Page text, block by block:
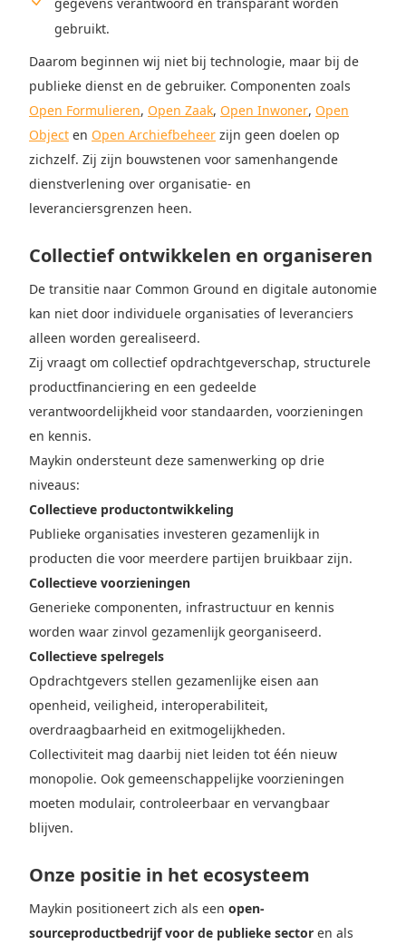
gebruikt.
Daarom beginnen wij niet bij technologie, maar bij de
publieke dienst en de gebruiker. Componenten zoals
Open Formulieren, Open Zaak, Open Inwoner, Open
Object en Open Archiefbeheer zijn geen doelen op
zichzelf. Zij zijn bouwstenen voor samenhangende
dienstverlening over organisatie- en
leveranciersgrenzen heen.
Collectief ontwikkelen en organiseren
De transitie naar Common Ground en digitale autonomie
kan niet door individuele organisaties of leveranciers
alleen worden gerealiseerd.
Zij vraagt om collectief opdrachtgeverschap, structurele
productfinanciering en een gedeelde
verantwoordelijkheid voor standaarden, voorzieningen
en kennis.
Maykin ondersteunt deze samenwerking op drie
niveaus:
Collectieve productontwikkeling
Publieke organisaties investeren gezamenlijk in
producten die voor meerdere partijen bruikbaar zijn.
Collectieve voorzieningen
Generieke componenten, infrastructuur en kennis
worden waar zinvol gezamenlijk georganiseerd.
Collectieve spelregels
Opdrachtgevers stellen gezamenlijke eisen aan
openheid, veiligheid, interoperabiliteit,
overdraagbaarheid en exitmogelijkheden.
Collectiviteit mag daarbij niet leiden tot één nieuw
monopolie. Ook gemeenschappelijke voorzieningen
moeten modulair, controleerbaar en vervangbaar
blijven.
Onze positie in het ecosysteem
Maykin positioneert zich als een open-
sourceproductbedrijf voor de publieke sector en als